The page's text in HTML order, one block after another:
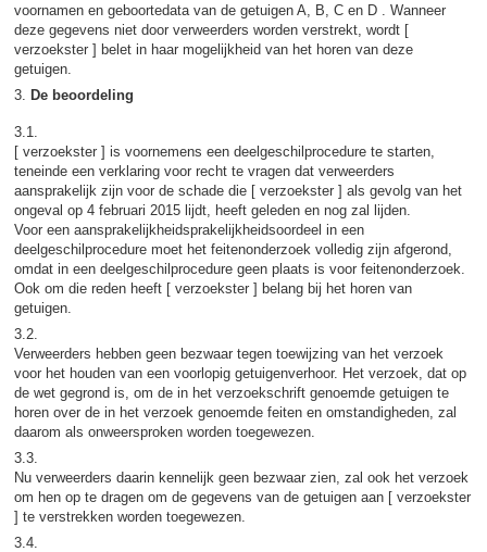
voornamen en geboortedata van de getuigen A, B, C en D . Wanneer
deze gegevens niet door verweerders worden verstrekt, wordt [
verzoekster ] belet in haar mogelijkheid van het horen van deze
getuigen.
3. De beoordeling
3.1.
[ verzoekster ] is voornemens een deelgeschilprocedure te starten,
teneinde een verklaring voor recht te vragen dat verweerders
aansprakelijk zijn voor de schade die [ verzoekster ] als gevolg van het
ongeval op 4 februari 2015 lijdt, heeft geleden en nog zal lijden.
Voor een aansprakelijkheidsprakelijkheidsoordeel in een
deelgeschilprocedure moet het feitenonderzoek volledig zijn afgerond,
omdat in een deelgeschilprocedure geen plaats is voor feitenonderzoek.
Ook om die reden heeft [ verzoekster ] belang bij het horen van
getuigen.
3.2.
Verweerders hebben geen bezwaar tegen toewijzing van het verzoek
voor het houden van een voorlopig getuigenverhoor. Het verzoek, dat op
de wet gegrond is, om de in het verzoekschrift genoemde getuigen te
horen over de in het verzoek genoemde feiten en omstandigheden, zal
daarom als onweersproken worden toegewezen.
3.3.
Nu verweerders daarin kennelijk geen bezwaar zien, zal ook het verzoek
om hen op te dragen om de gegevens van de getuigen aan [ verzoekster
] te verstrekken worden toegewezen.
3.4.